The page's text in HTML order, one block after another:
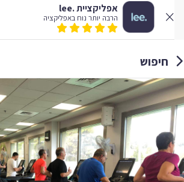
אפליקציית .lee
הרבה יותר נוח באפליקציה
חיפוש